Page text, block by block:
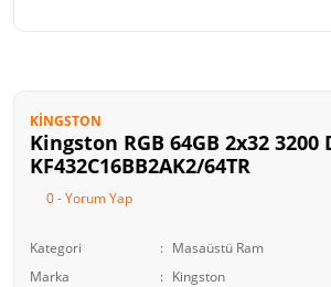
KINGSTON
Kingston RGB 64GB 2x32 3200
KF432C16BB2AK2/64TR
0 - Yorum Yap
Kategori
Masaüstü Ram
Marka
Kingston